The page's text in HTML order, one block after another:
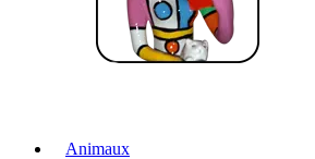
Animaux